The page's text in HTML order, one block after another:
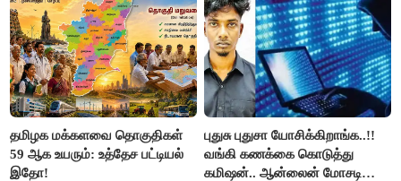
தமிழக மக்களவை தொகுதிகள்
59 ஆக உயரும்: உத்தேச பட்டியல்
இதோ!
புதுசு புதுசா யோசிக்கிறாங்க..!!
வங்கி கணக்கை கொடுத்து
கமிஷன்.. ஆன்லைன் மோசடி